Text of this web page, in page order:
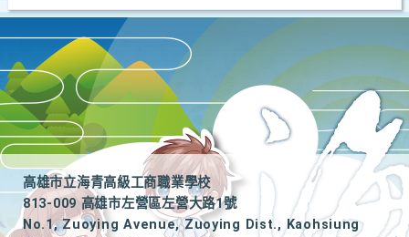
高雄市立海青高級工商職業學校
813-009 高雄市左營區左營大路1號
No.1, Zuoying Avenue, Zuoying Dist., Kaohsiung